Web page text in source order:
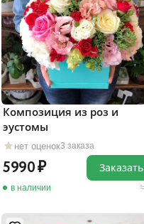
нет оценок3 заказа
Композиция из роз и
эустомы
5990
в наличии
Заказать